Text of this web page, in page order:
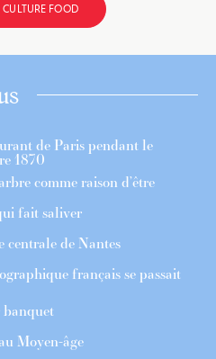
FOOD
de Paris pendant le
1870
comme raison d’être
fait saliver
de Nantes
français se passait
Moyen-âge